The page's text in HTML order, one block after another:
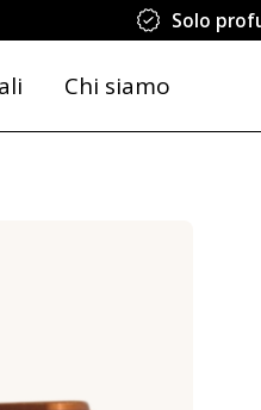
Solo
Chi siamo